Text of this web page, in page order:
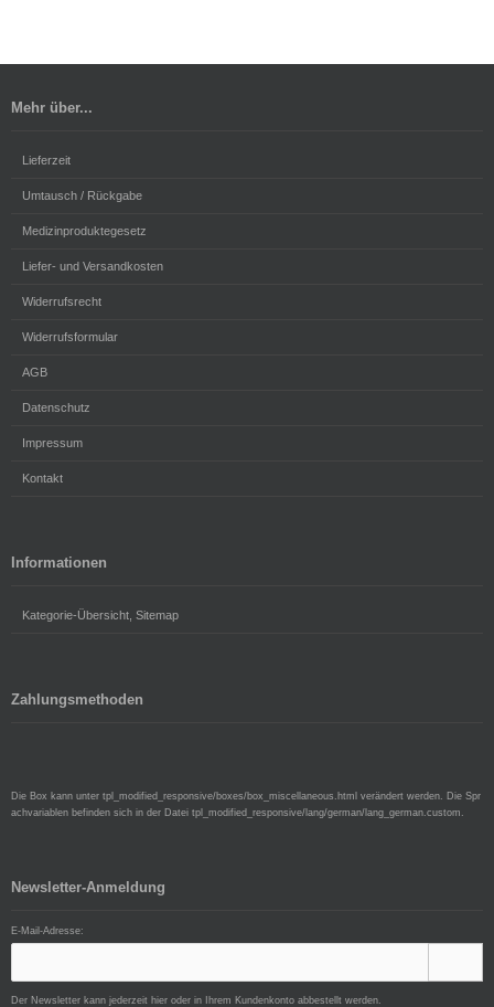
Mehr über...
Lieferzeit
Umtausch / Rückgabe
Medizinproduktegesetz
Liefer- und Versandkosten
Widerrufsrecht
Widerrufsformular
AGB
Datenschutz
Impressum
Kontakt
Informationen
Kategorie-Übersicht, Sitemap
Zahlungsmethoden
Die Box kann unter tpl_modified_responsive/boxes/box_miscellaneous.html verändert werden. Die Spr
achvariablen befinden sich in der Datei tpl_modified_responsive/lang/german/lang_german.custom.
Newsletter-Anmeldung
E-Mail-Adresse:
Der Newsletter kann jederzeit hier oder in Ihrem Kundenkonto abbestellt werden.